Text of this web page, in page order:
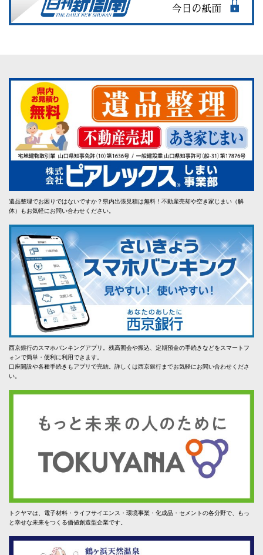
遺品整理でお困りではないですか？県内出張見積は無料！不動産売却や空き家じまい（解
体）もお気軽にお問い合わせください。
西京銀行のスマホバンキングアプリ。残高照会や振込、定期預金の手続きなどをスマートフ
ォンで簡単・便利に利用できます。
口座開設や各種手続きもアプリで完結。詳しくは西京銀行までお気軽にお問い合わせくださ
い。
トクヤマは、電子材料・ライフサイエンス・環境事業・化成品・セメントの各分野で、もっ
と幸せな未来をつくる価値創造型企業です。